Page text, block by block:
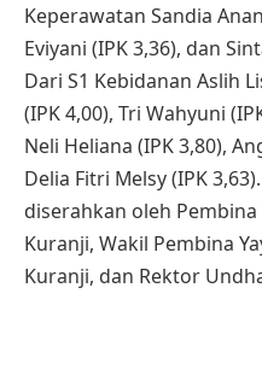
Keperawatan Sandia
Eviyani (IPK 3,36), dan
Dari S1 Kebidanan Aslih
(IPK 4,00), Tri Wahyuni
Neli Heliana (IPK 3,80),
Delia Fitri Melsy (IPK
diserahkan oleh
Kuranji, Wakil Pembina
Kuranji, dan Rektor